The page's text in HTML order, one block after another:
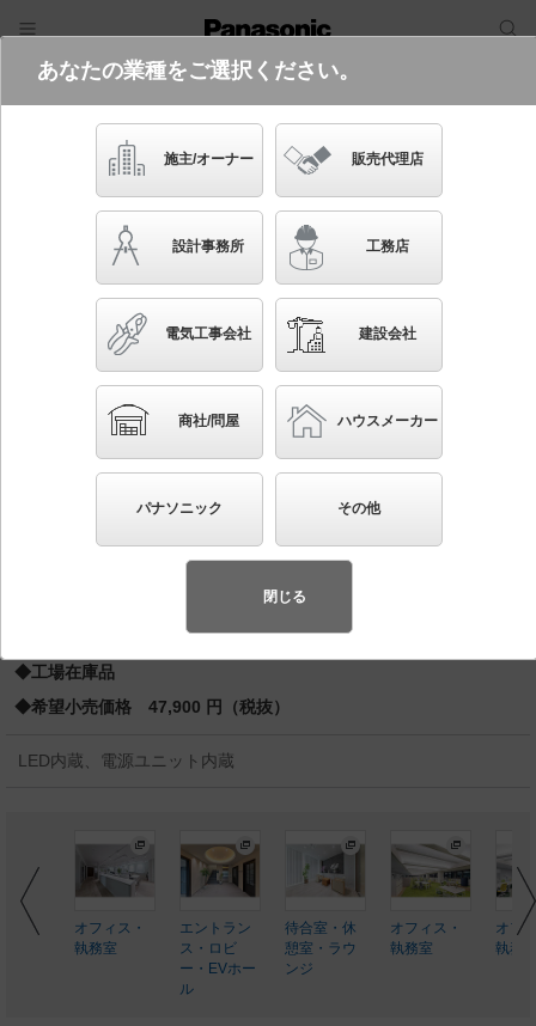
電気・建築設備（ビジネス）
フリーワード
品番・キーワード
かんたん照度計算
NDN26490S RK9
起動方式違いの商品を見る
天井埋込型 LED（調色） ダウンライト ビーム角50
度・広角タイプ・光源遮光角30度 調光タイプ（ライコ
ン別売）・調色調光タイプ／埋込穴φ100 コンパクト形
蛍光灯FHT42形1灯器具相当 LED 200形
（省エネ・デザイン性・配光制御など様々なご
◆工場在庫品
◆希望小売価格 47,900 円（税抜）
LED内蔵、電源ユニット内蔵
平面
オフィス・
執務室
エントラン
ス・ロビ
ー・EVホー
ル
待合室・休
憩室・ラウ
ンジ
オフィス・
執務室
オフ
執務
あなたの業種をご選択ください。
施主/オーナー 販売代理店
設計事務所 工務店
電気工事会社 建設会社
商社/問屋 ハウスメーカー
パナソニック その他
閉じる